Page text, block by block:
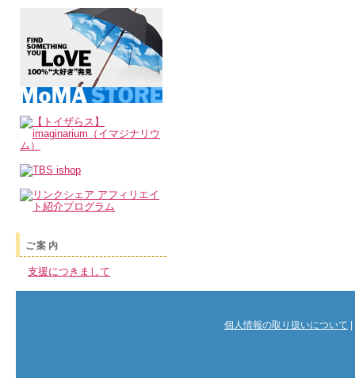
ご案内
支援につきまして
個人情報の取り扱いについて